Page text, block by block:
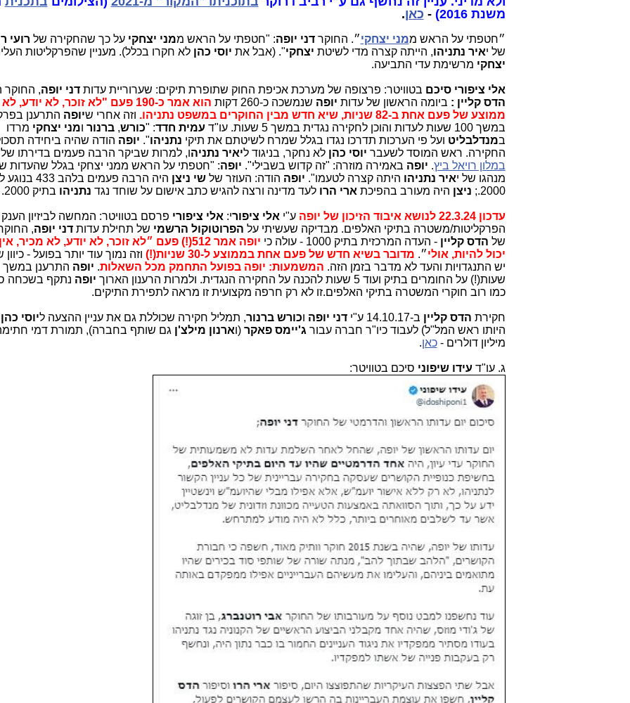
משנת 2016)
- כאן.
״חטפתי על הראש ממני יצחקי״. החוקר דני יופה: "חטפתי על הראש ממני יצחקי על כך שהחקירה של רועי
של יאיר נתניהו, הייתה קצרה מדי לשיטת יצחקי". (אבל את יוסי כהן לא חקרו בכלל). מעניין שהפרקליטות
יצחקי מרשימת עדי התביעה.
אלי ציפורי סיכם בטוויטר: פרצופה של מערכת אכיפת החוק שתופרת תיקים: שערוריית עדותדני יופה, החוקר
הדס קליין : ביומה הראשון של עדות יופה שנמשכה כ-260 דקות
הוא אמר כ-190 פעם "לא זוכר, לא
ממוצע של פעם אחת ב-82 שניות, שיא חדש מבין החוקרים במשפט נתניהו.
וזה אחרי שיופה התרענן
במשך 100 שעות לעדות והוכן לחקירה נגדית במשך 5 שעות. עו"ד
עמית חדד: "כורש,ברנור ומני יצחקי מרדו
במנדלבליט ועל פי הערכות תדרכו נגדו בגלל שמרח לשיטתם את תיקי נתניהו". יופה הודה שהיה ביחידה
החקירה. ראש המוסד לשעבר יוסי כהן לא נחקר, בניגוד ליאיר נתניהו, למרות שביקר הרבה פעמים בדירתו
במלון רויאל ביץ. יופה באמירה מוזרה: "זה קדוש בשבילי". יופה: "חטפתי על הראש ממני יצחקי בגלל שהעדות
מנהגו של יאיר נתניהו היתה קצרה לטעמו". יופה הודה: העוזר שלשי ניצן
היה הרבה פעמים בלהב
2000.;
ניצן היה מעורב בהפיכת ארי הרו לעד מדינה ורצה להגיש כתב אישום על שוחד נגד נתניהו בתיק 2000.
עדכון 22.3.24 לנושא איבוד הזיכון של יופה ע"י אלי ציפורי: אלי ציפורי פרסם בטוויטר: המחשה לביזיון
הפרקליטות/משטרה בתיקי האלפים. מבדיקה שעשיתי על הפרוטוקול הרשמי של תחילת עדותדני יופה,
של הדס קליין - העדה המרכזית בתיק 1000 - עולה כי
יופה אמר 512(!) פעם ״לא זוכר, לא יודע, לא מכיר,
יכול להיות, אולי״. מדובר בשיא חדש של פעם אחת בממוצע ל-30 שניות(!)
וזה נמוך עוד יותר בפועל -
יש התנגדויות והעד לא מדבר בזמן הזה. המשמעות: יופה בפועל התחמק מכל השאלות. יופה
שעות(!) על החומרים בתיק ועוד 5 שעות להכנה על החקירה הנגדית. ולמרות הרענון הארוך
יופה נתקף בשכחה
כמו רוב חוקרי המשטרה בתיקי האלפים.זו לא רק חרפה מקצועית זו מראה לתפירת התיקים.
חקירת הדס קליין ב-14.10.17 ע"י דני יופה וכורש ברנור, תמליל חקירה שכוללת גם את עניין ההצעה ליוסי כהן
היותו ראש המל"ל) לעבוד כיו"ר חברה עבור ג'יימס פאקר (וארנון מילצ'ן
מיליון דולרים -כאן.
ג. עו"ד עידו שיפוני סיכם בטוויטר: